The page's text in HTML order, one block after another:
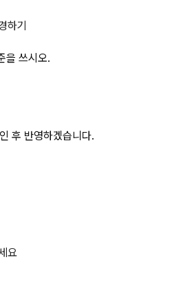
하는 연암의 굴착
하기
을 쓰시오.
후 반영하겠습니다.
요